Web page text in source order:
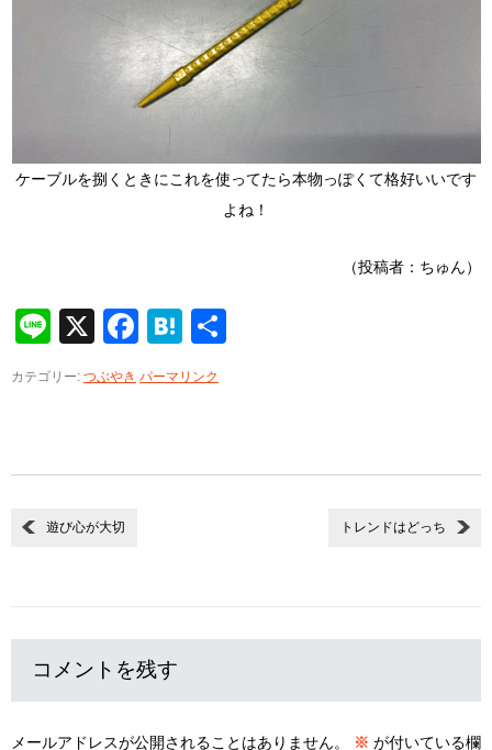
ケーブルを捌くときにこれを使ってたら本物っぽくて格好いいです
よね！
（投稿者：ちゅん）
Line
X Facebook
Hatena
カテゴリー: つぶやき パーマリンク
遊び心が大切 トレンドはどっち
コメントを残す
メールアドレスが公開されることはありません。 ※ が付いている欄